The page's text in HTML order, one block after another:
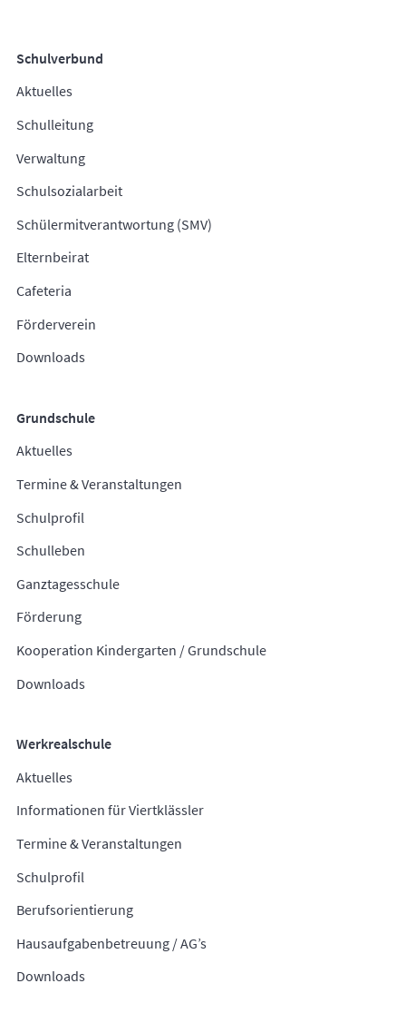
Schulverbund
Aktuelles
Schulleitung
Verwaltung
Schulsozialarbeit
Schülermitverantwortung (SMV)
Elternbeirat
Cafeteria
Förderverein
Downloads
Grundschule
Aktuelles
Termine & Veranstaltungen
Schulprofil
Schulleben
Ganztagesschule
Förderung
Kooperation Kindergarten / Grundschule
Downloads
Werkrealschule
Aktuelles
Informationen für Viertklässler
Termine & Veranstaltungen
Schulprofil
Berufsorientierung
Hausaufgabenbetreuung / AG’s
Downloads